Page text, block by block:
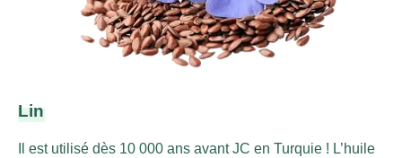
Lin
Il est utilisé dès 10 000 ans avant JC en Turquie ! L’huile